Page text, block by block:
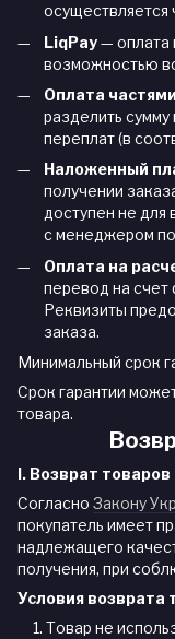
LiqPay— оплата
возможностью
Оплата
разделить
переплат (в
Наложенный
получении
доступен не для
с менеджером
Оплата на
перевод на счет
Реквизиты
заказа.
Минимальный срок
Срок гарантии
товара.
I. Возврат
Согласно Закону
покупатель имеет
надлежащего
получения, при
Условия возврата
Товар не